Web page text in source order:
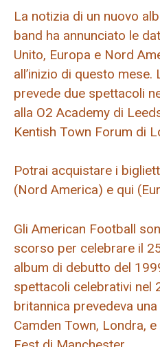
La notizia di un nuovo
band ha annunciato le
Unito, Europa e Nord
all’inizio di questo
prevede due spettacoli
alla O2 Academy di
Kentish Town Forum di
Potrai acquistare i
(Nord America) e qui
Gli American Football
scorso per celebrare il
album di debutto del
spettacoli celebrativi nel
britannica prevedeva
Camden Town, Londra,